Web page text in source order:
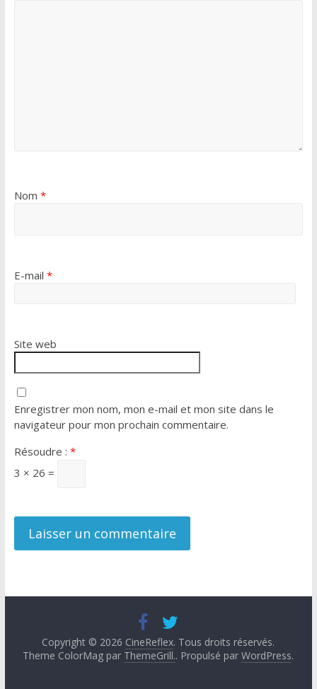
Nom *
E-mail *
Site web
Enregistrer mon nom, mon e-mail et mon site dans le
navigateur pour mon prochain commentaire.
Résoudre : *
3 × 26 =
Copyright © 2026 CineReflex. Tous droits réservés.
Theme ColorMag par ThemeGrill.. Propulsé parWordPress.